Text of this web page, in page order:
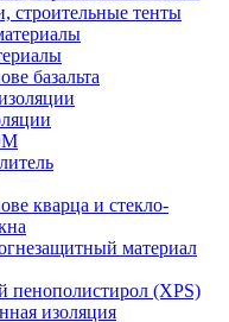
строительные тенты
базальта
кварца и стекло-
материал
пенополистирол (XPS)